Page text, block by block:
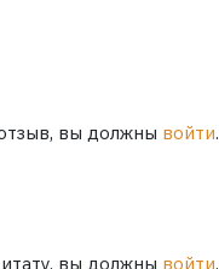
вы должны войти.
вы должны войти.